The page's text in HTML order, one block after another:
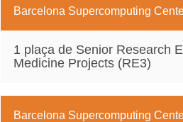
Barcelona Supercomputing
1 plaça de Senior Research
Medicine Projects (RE3)
Barcelona Supercomputing